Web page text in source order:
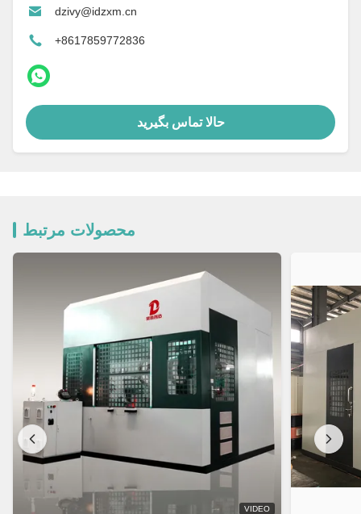
dzivy@idzxm.cn
+8617859772836
حالا تماس بگیرید
محصولات مرتبط
VIDEO